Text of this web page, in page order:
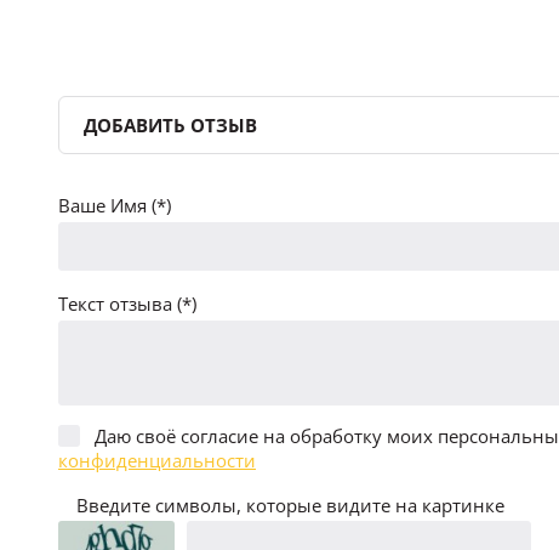
ДОБАВИТЬ ОТЗЫВ
Ваше Имя (*)
Текст отзыва (*)
Даю своё согласие на обработку моих
конфиденциальности
Введите символы, которые видите на картинке